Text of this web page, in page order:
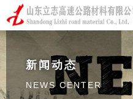
新闻动态
NEWS CENTER